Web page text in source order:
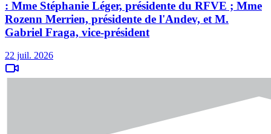
: Mme Stéphanie Léger, présidente du RFVE ; Mme
Rozenn Merrien, présidente de l'Andev, et M.
Gabriel Fraga, vice-président
22 juil. 2026